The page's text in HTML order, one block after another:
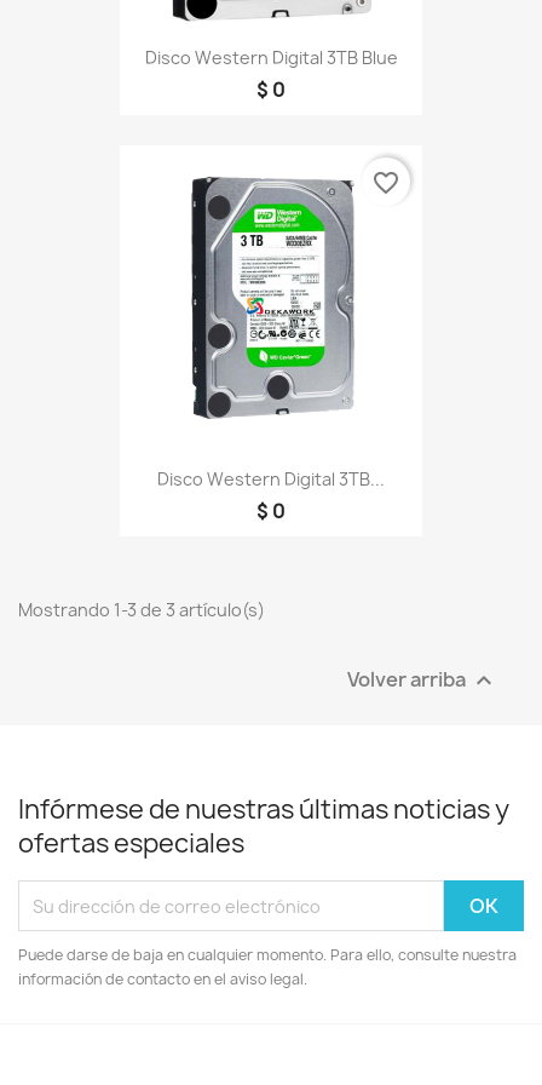
Disco Western Digital 3TB Blue
$ 0
Disco Western Digital 3TB...
$ 0
favorite_border
Mostrando 1-3 de 3 artículo(s)
Volver arriba 
Infórmese de nuestras últimas noticias y
ofertas especiales
Puede darse de baja en cualquier momento. Para ello, consulte nuestra
información de contacto en el aviso legal.